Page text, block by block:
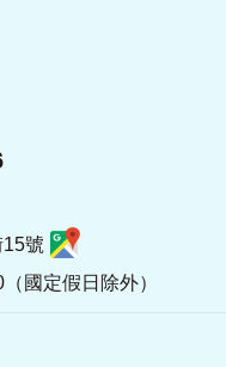
號
國定假日除外）